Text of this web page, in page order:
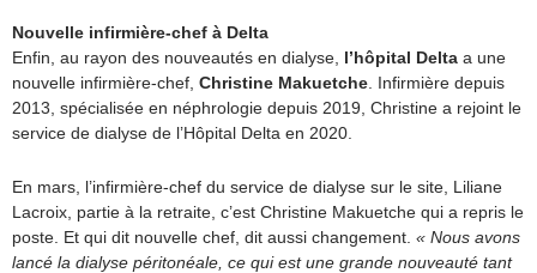
Nouvelle infirmière-chef à Delta
Enfin, au rayon des nouveautés en dialyse, l’hôpital Delta a une
nouvelle infirmière-chef, Christine Makuetche . Infirmière depuis
2013, spécialisée en néphrologie depuis 2019, Christine a rejoint le
service de dialyse de l’Hôpital Delta en 2020.
En mars, l’infirmière-chef du service de dialyse sur le site, Liliane
Lacroix, partie à la retraite, c’est Christine Makuetche qui a repris le
poste. Et qui dit nouvelle chef, dit aussi changement. « Nous avons
lancé la dialyse péritonéale, ce qui est une grande nouveauté tant